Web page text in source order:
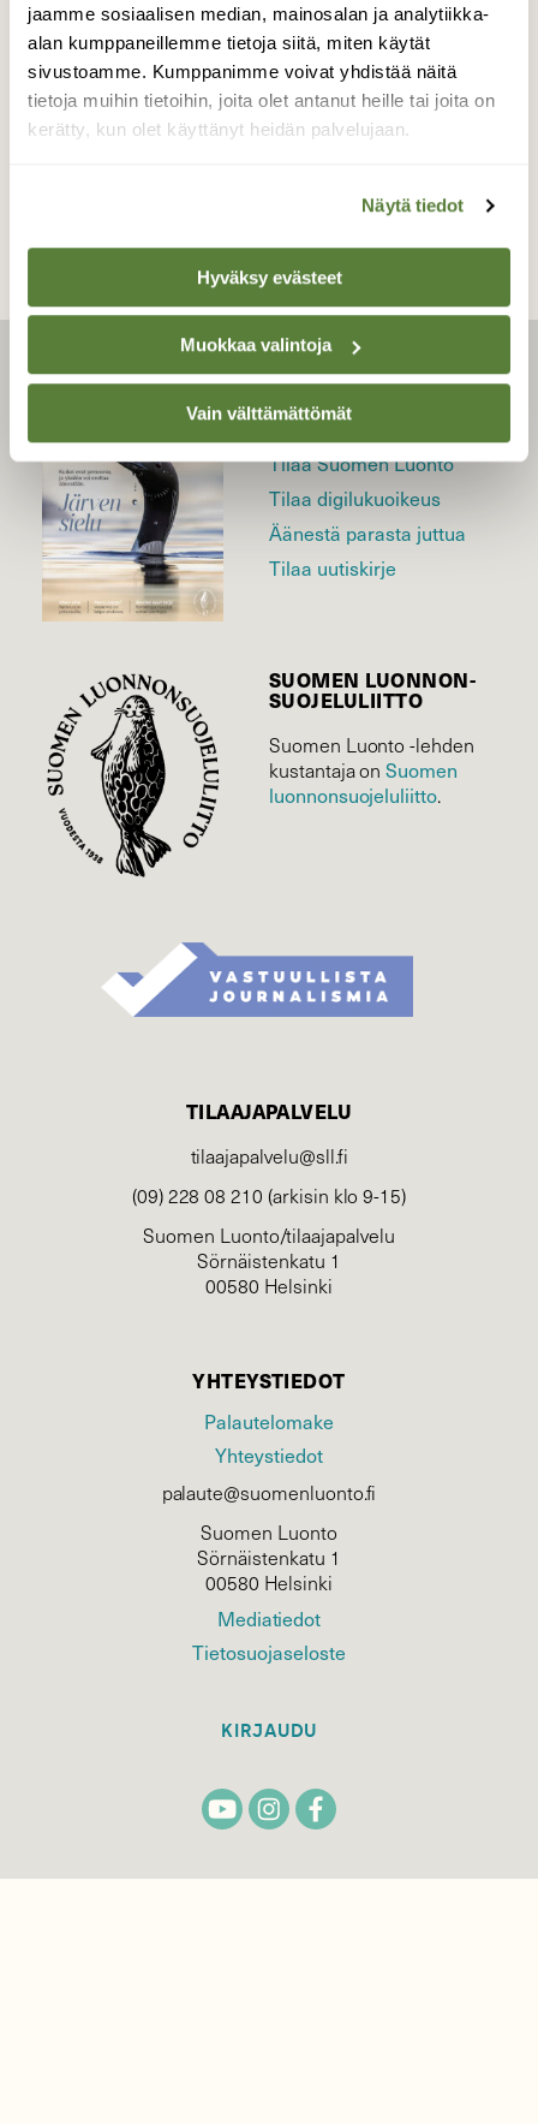
jaamme sosiaalisen median, mainosalan ja analytiikka-
alan kumppaneillemme tietoja siitä, miten käytät
sivustoamme. Kumppanimme voivat yhdistää näitä
tietoja muihin tietoihin, joita olet antanut heille tai joita on
kerätty, kun olet käyttänyt heidän palvelujaan.
Näytä tiedot
Hyväksy evästeet
Muokkaa valintoja
Vain välttämättömät
ILMIÖT
Video: Kurkista jäisiin
ihmeisiin!
LEHTI
Uusin lehti
Tilaa Suomen Luonto
Tilaa digilukuoikeus
Äänestä parasta juttua
Tilaa uutiskirje
SUOMEN LUONNON­
SUOJELU­LIITTO
Suomen Luonto -lehden
kustantaja onSuomen
luonnonsuojelu­liitto.
TILAAJAPALVELU
tilaajapalvelu@sll.fi
(09) 228 08 210 (arkisin klo 9-15)
Suomen Luonto/tilaajapalvelu
Sörnäistenkatu 1
00580 Helsinki
YHTEYSTIEDOT
Palautelomake
Yhteystiedot
palaute@suomenluonto.fi
Suomen Luonto
Sörnäistenkatu 1
00580 Helsinki
Mediatiedot
Tietosuojaseloste
KIRJAUDU